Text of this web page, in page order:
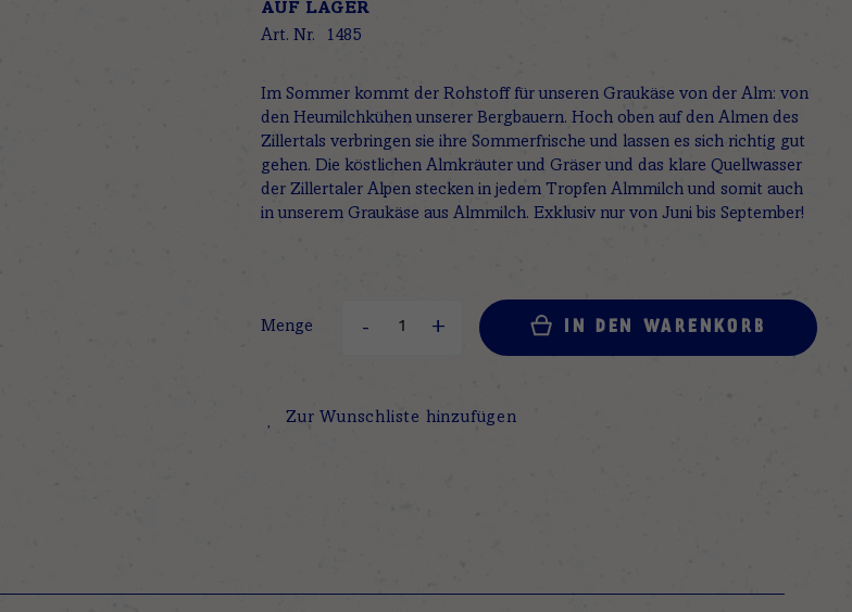
AUF LAGER
Art. Nr.
1485
Im Sommer kommt der Rohstoff für unseren Graukäse von der Alm: von
den Heumilchkühen unserer Bergbauern. Hoch oben auf den Almen des
Zillertals verbringen sie ihre Sommerfrische und lassen es sich richtig gut
gehen. Die köstlichen Almkräuter und Gräser und das klare Quellwasser
der Zillertaler Alpen stecken in jedem Tropfen Almmilch und somit auch
in unserem Graukäse aus Almmilch. Exklusiv nur von Juni bis September!
Menge IN DEN WARENKORB
Zur Wunschliste hinzufügen